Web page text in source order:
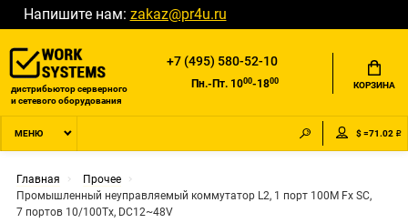
Напишите нам: zakaz@pr4u.ru
дистрибьютор серверного
и сетевого оборудования
+7 (495) 580-52-10
Пн.-Пт. 1000-1800 КОРЗИНА
МЕНЮ $ =71.02 ₽
Главная
Прочее
Промышленный неуправляемый коммутатор L2, 1 порт 100M Fx SC,
7 портов 10/100Tx, DC12~48V